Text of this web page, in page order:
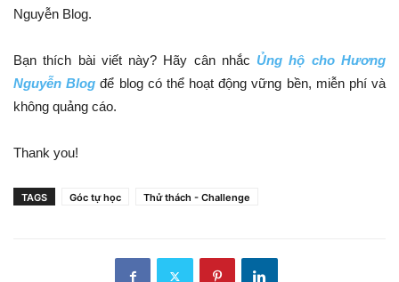
Nguyễn Blog.
Bạn thích bài viết này? Hãy cân nhắc Ủng hộ cho Hương
Nguyễn Blog để blog có thể hoạt động vững bền, miễn phí và
không quảng cáo.
Thank you!
TAGS Góc tự học Thử thách - Challenge